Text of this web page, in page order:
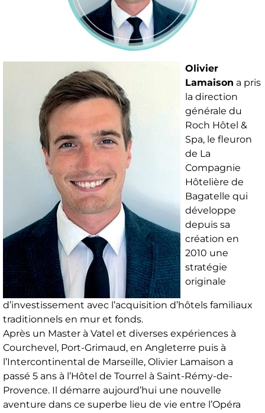
Olivier
Lamaison a pris
la direction
générale du
Roch Hôtel &
Spa, le fleuron
de La
Compagnie
Hôtelière de
Bagatelle qui
développe
depuis sa
création en
2010 une
stratégie
originale
d’investissement avec l’acquisition d’hôtels familiaux
traditionnels en mur et fonds.
Après un Master à Vatel et diverses expériences à
Courchevel, Port-Grimaud, en Angleterre puis à
l’Intercontinental de Marseille, Olivier Lamaison a
passé 5 ans à l’Hôtel de Tourrel à Saint-Rémy-de-
Provence. Il démarre aujourd’hui une nouvelle
aventure dans ce superbe lieu de vie entre l’Opéra